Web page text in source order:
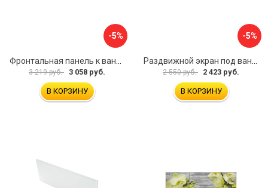
-5%
3 219 руб. 3 058 руб.
В КОРЗИНУ
-5%
2 550 руб. 2 423 руб.
В КОРЗИНУ